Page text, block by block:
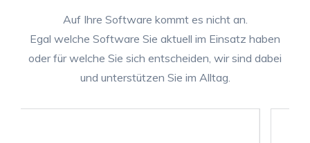
Auf Ihre Software kommt es nicht an.
Egal welche Software Sie aktuell im Einsatz haben
oder für welche Sie sich entscheiden, wir sind dabei
und unterstützen Sie im Alltag.